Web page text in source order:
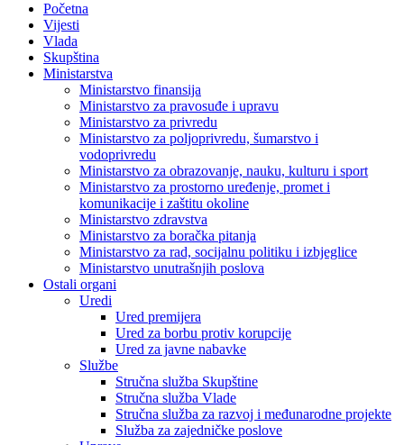
Početna
Vijesti
Vlada
Skupština
Ministarstva
Ministarstvo finansija
Ministarstvo za pravosuđe i upravu
Ministarstvo za privredu
Ministarstvo za poljoprivredu, šumarstvo i
vodoprivredu
Ministarstvo za obrazovanje, nauku, kulturu i sport
Ministarstvo za prostorno uređenje, promet i
komunikacije i zaštitu okoline
Ministarstvo zdravstva
Ministarstvo za boračka pitanja
Ministarstvo za rad, socijalnu politiku i izbjeglice
Ministarstvo unutrašnjih poslova
Ostali organi
Uredi
Ured premijera
Ured za borbu protiv korupcije
Ured za javne nabavke
Službe
Stručna služba Skupštine
Stručna služba Vlade
Stručna služba za razvoj i međunarodne projekte
Služba za zajedničke poslove